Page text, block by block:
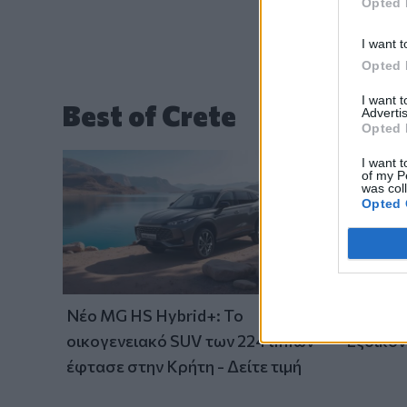
I want
Opted
I want
Opted
I want
of my
was
Opted
Best of Crete
Νέο MG HS Hybrid+: Το
οικογενειακό SUV των 224 ίππων
έφτασε στην Κρήτη - Δείτε τιμή